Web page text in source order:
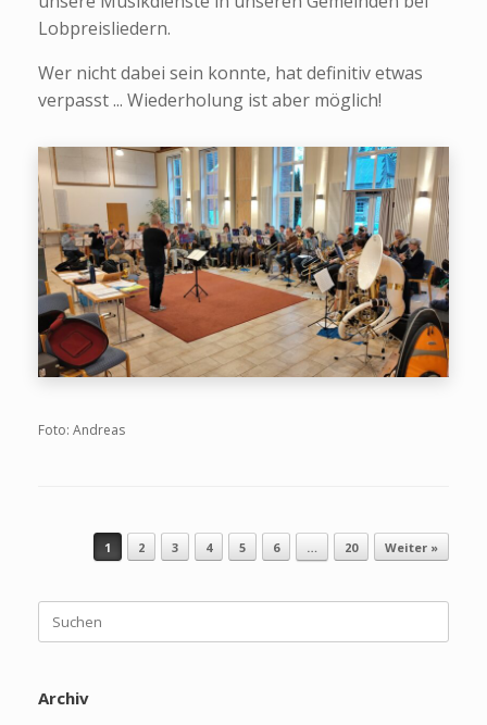
Lobpreisliedern.
Wer nicht dabei sein konnte, hat definitiv etwas
verpasst ... Wiederholung ist aber möglich!
Foto: Andreas
Beitragsnavigation
1 2 3 4 5 6 … 20 Weiter »
nach:
Archiv